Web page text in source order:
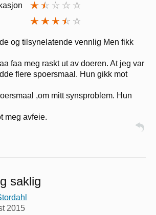
og tilsynelatende vennlig Men fikk
faa meg raskt ut av doeren. At jeg var
flere spoersmaal. Hun gikk mot
,om mitt synsproblem. Hun
meg avfeie.
saklig
2015